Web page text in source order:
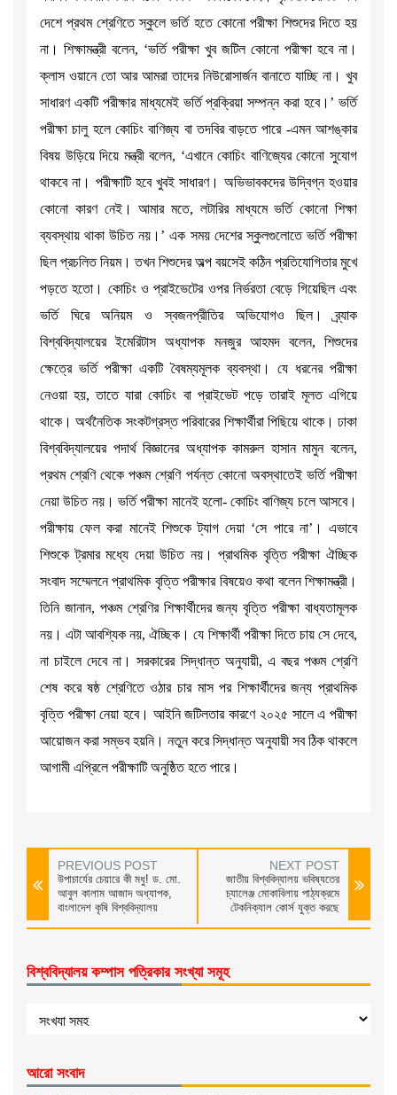
দেশে প্রথম শ্রেণিতে স্কুলে ভর্তি হতে কোনো পরীক্ষা শিশুদের দিতে হয়
না। শিক্ষামন্ত্রী বলেন, ‘ভর্তি পরীক্ষা খুব জটিল কোনো পরীক্ষা হবে না।
ক্লাস ওয়ানে তো আর আমরা তাদের নিউরোসার্জন বানাতে যাচ্ছি না। খুব
সাধারণ একটি পরীক্ষার মাধ্যমেই ভর্তি প্রক্রিয়া সম্পন্ন করা হবে।’ ভর্তি
পরীক্ষা চালু হলে কোচিং বাণিজ্য বা তদবির বাড়তে পারে -এমন আশঙ্কার
বিষয় উড়িয়ে দিয়ে মন্ত্রী বলেন, ‘এখানে কোচিং বাণিজ্যের কোনো সুযোগ
থাকবে না। পরীক্ষাটি হবে খুবই সাধারণ। অভিভাবকদের উদ্বিগ্ন হওয়ার
কোনো কারণ নেই। আমার মতে, লটারির মাধ্যমে ভর্তি কোনো শিক্ষা
ব্যবস্থায় থাকা উচিত নয়।’ এক সময় দেশের স্কুলগুলোতে ভর্তি পরীক্ষা
ছিল প্রচলিত নিয়ম। তখন শিশুদের অল্প বয়সেই কঠিন প্রতিযোগিতার মুখে
পড়তে হতো। কোচিং ও প্রাইভেটের ওপর নির্ভরতা বেড়ে গিয়েছিল এবং
ভর্তি ঘিরে অনিয়ম ও স্বজনপ্রীতির অভিযোগও ছিল। ব্র্যাক
বিশ্ববিদ্যালয়ের ইমেরিটাস অধ্যাপক মনজুর আহমদ বলেন, শিশুদের
ক্ষেত্রে ভর্তি পরীক্ষা একটি বৈষম্যমূলক ব্যবস্থা। যে ধরনের পরীক্ষা
নেওয়া হয়, তাতে যারা কোচিং বা প্রাইভেট পড়ে তারাই মূলত এগিয়ে
থাকে। অর্থনৈতিক সংকটগ্রস্ত পরিবারের শিক্ষার্থীরা পিছিয়ে থাকে। ঢাকা
বিশ্ববিদ্যালয়ের পদার্থ বিজ্ঞানের অধ্যাপক কামরুল হাসান মামুন বলেন,
প্রথম শ্রেণি থেকে পঞ্চম শ্রেণি পর্যন্ত কোনো অবস্থাতেই ভর্তি পরীক্ষা
নেয়া উচিত নয়। ভর্তি পরীক্ষা মানেই হলো- কোচিং বাণিজ্য চলে আসবে।
পরীক্ষায় ফেল করা মানেই শিশুকে ট্যাগ দেয়া ‘সে পারে না’। এভাবে
শিশুকে ট্রমার মধ্যে দেয়া উচিত নয়। প্রাথমিক বৃত্তি পরীক্ষা ঐচ্ছিক
সংবাদ সম্মেলনে প্রাথমিক বৃত্তি পরীক্ষার বিষয়েও কথা বলেন শিক্ষামন্ত্রী।
তিনি জানান, পঞ্চম শ্রেণির শিক্ষার্থীদের জন্য বৃত্তি পরীক্ষা বাধ্যতামূলক
নয়। এটা আবশ্যিক নয়, ঐচ্ছিক। যে শিক্ষার্থী পরীক্ষা দিতে চায় সে দেবে,
না চাইলে দেবে না। সরকারের সিদ্ধান্ত অনুযায়ী, এ বছর পঞ্চম শ্রেণি
শেষ করে ষষ্ঠ শ্রেণিতে ওঠার চার মাস পর শিক্ষার্থীদের জন্য প্রাথমিক
বৃত্তি পরীক্ষা নেয়া হবে। আইনি জটিলতার কারণে ২০২৫ সালে এ পরীক্ষা
আয়োজন করা সম্ভব হয়নি। নতুন করে সিদ্ধান্ত অনুযায়ী সব ঠিক থাকলে
আগামী এপ্রিলে পরীক্ষাটি অনুষ্ঠিত হতে পারে।
PREVIOUS POST
উপাচার্যের চেয়ারে কী মধু! ড. মো.
আবুল কালাম আজাদ অধ্যাপক,
বাংলাদেশ কৃষি বিশ্ববিদ্যালয়
NEXT POST
জাতীয় বিশ্ববিদ্যালয় ভবিষ্যতের
চ্যালেঞ্জ মোকাবিলায় পাঠ্যক্রমে
টেকনিক্যাল কোর্স যুক্ত করছে
বিশ্ববিদ্যালয় কম্পাস পত্রিকার সংখ্যা সমূহ
আরো সংবাদ